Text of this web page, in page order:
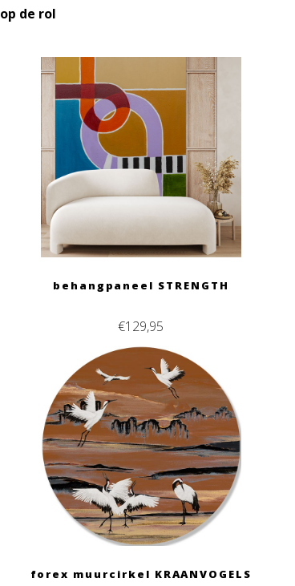
op de rol
behangpaneel STRENGTH
€129,95
forex muurcirkel KRAANVOGELS